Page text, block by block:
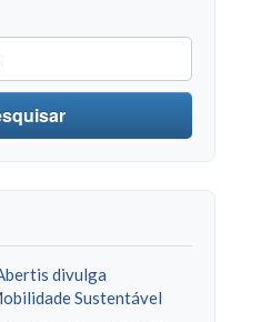
divulga
Sustentável